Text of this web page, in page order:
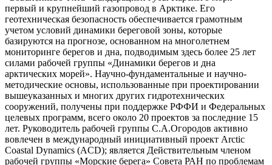
первый и крупнейший газопровод в Арктике. Его
геотехническая безопасность обеспечивается грамотным
учетом условий динамики береговой зоны, которые
базируются на прогнозе, основанном на многолетнем
мониторинге берегов и дна, подводимым здесь более 25 лет
силами рабочей группы «Динамики берегов и дна
арктических морей». Научно-фундаментальные и научно-
методические основы, использованные при проектировании
вышеуказанных и многих других гидротехнических
сооружений, получены при поддержке РФФИ и Федеральных
целевых программ, всего около 20 проектов за последние 15
лет. Руководитель рабочей группы С.А.Огородов активно
вовлечен в международный инициативный проект Arctic
Coastal Dynamics (ACD); является Действительным членом
рабочей группы «Морские берега» Совета РАН по проблемам